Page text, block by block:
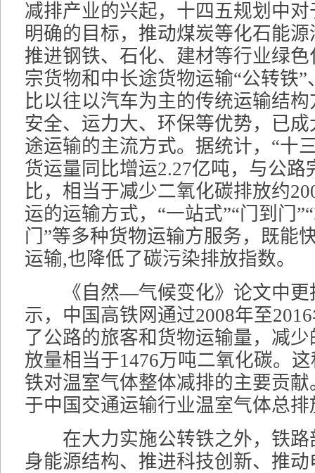
减排产业的兴起，十四五规划中
明确的目标，推动煤炭等化石能
推进钢铁、石化、建材等行业绿
宗货物和中长途货物运输“公转铁”
比以往以汽车为主的传统运输结
安全、运力大、环保等优势，已
途运输的主流方式。据统计，“十
货运量同比增运2.27亿吨，与公路
比，相当于减少二氧化碳排放约
运的运输方式，“一站式”“门到门
门”等多种货物运输方服务，既能
运输,也降低了碳污染排放指数。
《自然—气候变化》论文中更
示，中国高铁网通过2008年至
了公路的旅客和货物运输量，减
放量相当于1476万吨二氧化碳。
铁对温室气体整体减排的主要贡
于中国交通运输行业温室气体总排
在大力实施公转铁之外，铁路
身能源结构、推进科技创新、推